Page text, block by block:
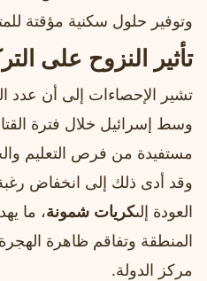
وتوفير حلول سكنية مؤقتة
تأثير النزوح على
تشير الإحصاءات إلى أن عدد
وسط إسرائيل خلال فترة
مستفيدة من فرص التعليم
وقد أدى ذلك إلى انخفاض
العودة إلىكريات شمونة، ما
المنطقة وتفاقم ظاهرة
مركز الدولة.